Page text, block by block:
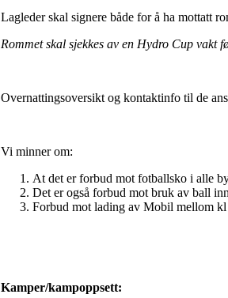
Lagleder skal signere både for å ha mottatt
Rommet skal sjekkes av en Hydro Cup vakt
Overnattingsoversikt og kontaktinfo til de
Vi minner om:
At det er forbud mot fotballsko i alle
Det er også forbud mot bruk av ball
Forbud mot lading av Mobil mellom
Kamper/kampoppsett: